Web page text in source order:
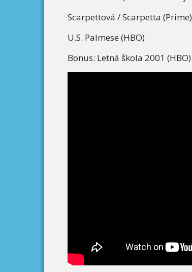
Scarpettová / Scarpetta (Prime)
U.S. Palmese (HBO)
Bonus: Letná škola 2001 (HBO)